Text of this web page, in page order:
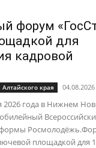
форум
для
кадровой
края 04.08.2026
2026 года в Нижнем
площадкой для